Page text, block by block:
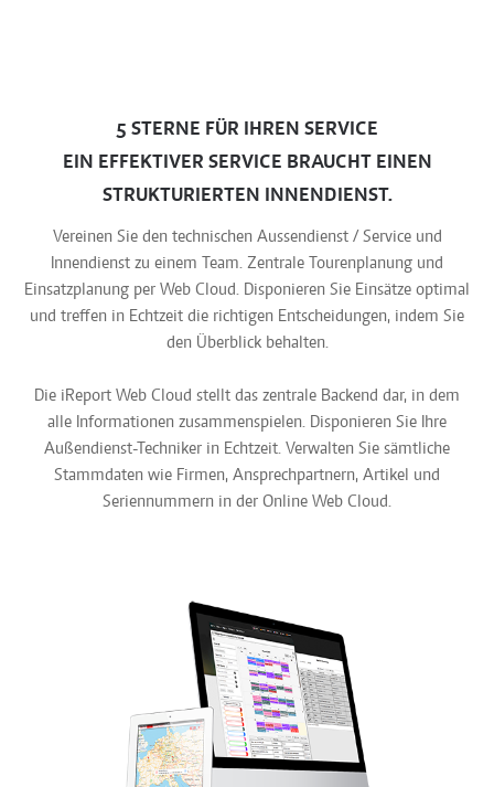
5 STERNE FÜR IHREN SERVICE
EIN EFFEKTIVER SERVICE BRAUCHT EINEN
STRUKTURIERTEN INNENDIENST.
Vereinen Sie den technischen Aussendienst / Service und
Innendienst zu einem Team. Zentrale Tourenplanung und
Einsatzplanung per Web Cloud. Disponieren Sie Einsätze optimal
und treffen in Echtzeit die richtigen Entscheidungen, indem Sie
den Überblick behalten.
Die iReport Web Cloud stellt das zentrale Backend dar, in dem
alle Informationen zusammenspielen. Disponieren Sie Ihre
Außendienst-Techniker in Echtzeit. Verwalten Sie sämtliche
Stammdaten wie Firmen, Ansprechpartnern, Artikel und
Seriennummern in der Online Web Cloud.